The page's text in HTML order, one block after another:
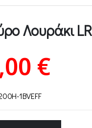
Λουράκι
€Η
1BVEFF